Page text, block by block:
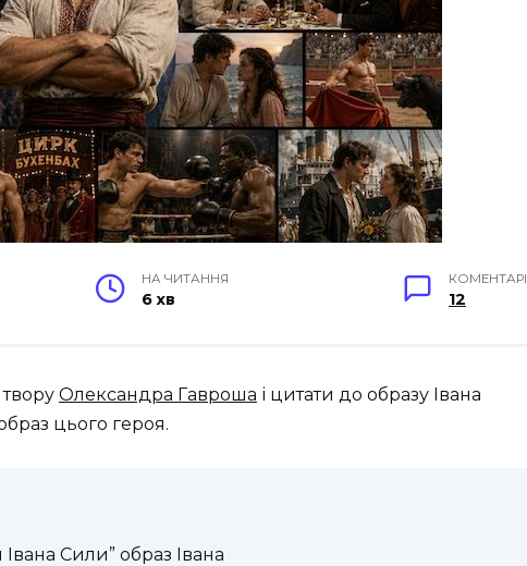
НА ЧИТАННЯ
6 хв
КОМЕНТАРІ
12
твору Олександра Гавроша і цитати до образу Івана
цього героя.
Сили” образ Івана